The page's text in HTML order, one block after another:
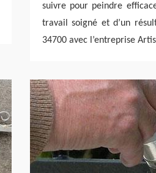
suivre pour peindre
travail soigné et d’un
34700 avec l’entreprise